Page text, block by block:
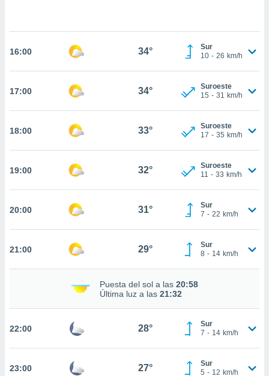
cookies
En
de que
el sitio
para
o
aunque
acceder a
abono
16:00 34°
Sur
10 - 26 km/h
17:00 34°
Suroeste
15 - 31 km/h
18:00 33°
Suroeste
17 - 35 km/h
19:00 32°
Suroeste
11 - 33 km/h
20:00 31°
Sur
7 - 22 km/h
21:00 29°
Sur
8 - 14 km/h
Puesta del sol a las 20:58
Última luz a las 21:32
22:00 28°
Sur
7 - 14 km/h
23:00 27°
Sur
5 - 12 km/h